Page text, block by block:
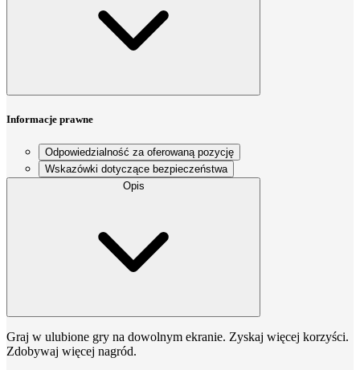
Informacje prawne
Odpowiedzialność za oferowaną pozycję
Wskazówki dotyczące bezpieczeństwa
Opis
Graj w ulubione gry na dowolnym ekranie. Zyskaj więcej korzyści.
Zdobywaj więcej nagród.